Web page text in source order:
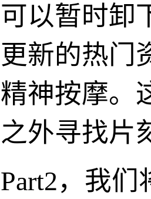
以暂时卸
新的热门
神按摩。
外寻找片
，我